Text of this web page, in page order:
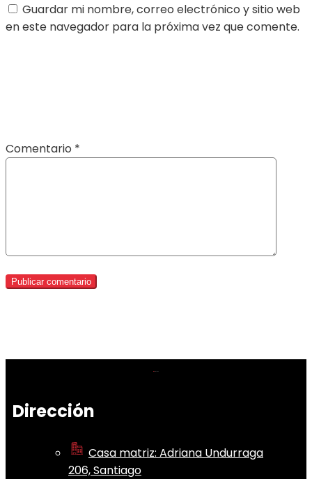
Guardar mi nombre, correo electrónico y sitio web
en este navegador para la próxima vez que comente.
Comentario *
Dirección
Casa matriz: Adriana Undurraga
206, Santiago